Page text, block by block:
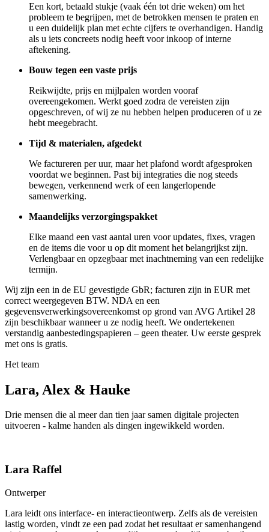
Een kort, betaald stukje (vaak één tot drie weken) om het
probleem te begrijpen, met de betrokken mensen te praten en
u een duidelijk plan met echte cijfers te overhandigen. Handig
als u iets concreets nodig heeft voor inkoop of interne
aftekening.
Bouw tegen een vaste prijs
Reikwijdte, prijs en mijlpalen worden vooraf
overeengekomen. Werkt goed zodra de vereisten zijn
opgeschreven, of wij ze nu hebben helpen produceren of u ze
hebt meegebracht.
Tijd & materialen, afgedekt
We factureren per uur, maar het plafond wordt afgesproken
voordat we beginnen. Past bij integraties die nog steeds
bewegen, verkennend werk of een langerlopende
samenwerking.
Maandelijks verzorgingspakket
Elke maand een vast aantal uren voor updates, fixes, vragen
en de items die voor u op dit moment het belangrijkst zijn.
Verlengbaar en opzegbaar met inachtneming van een redelijke
termijn.
Wij zijn een in de EU gevestigde GbR; facturen zijn in EUR met
correct weergegeven BTW. NDA en een
gegevensverwerkingsovereenkomst op grond van AVG Artikel 28
zijn beschikbaar wanneer u ze nodig heeft. We ondertekenen
verstandig aanbestedingspapieren – geen theater. Uw eerste gesprek
met ons is gratis.
Het team
Lara, Alex & Hauke
Drie mensen die al meer dan tien jaar samen digitale projecten
uitvoeren - kalme handen als dingen ingewikkeld worden.
Lara Raffel
Ontwerper
Lara leidt ons interface- en interactieontwerp. Zelfs als de vereisten
lastig worden, vindt ze een pad zodat het resultaat er samenhangend